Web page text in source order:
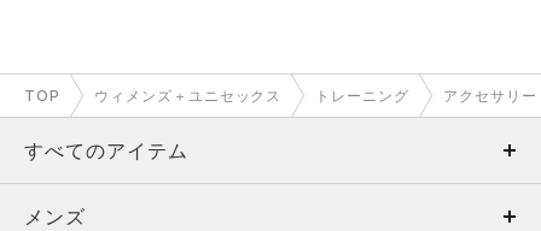
TOP ウィメンズ＋ユニセックス トレーニング アクセサリー
すべてのアイテム
メンズ
メンズ